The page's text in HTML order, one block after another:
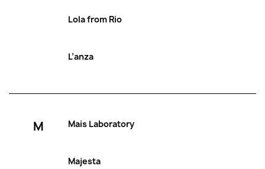
Lola from Rio
L’anza
M Mais Laboratory
Majesta